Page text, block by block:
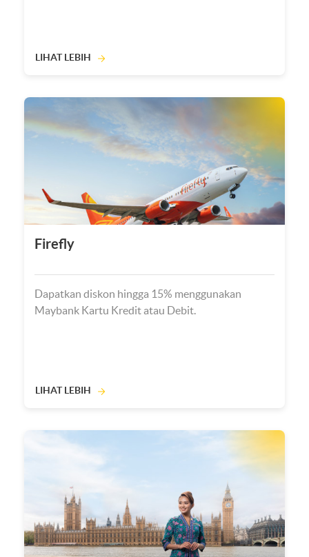
LIHAT LEBIH
Firefly
Dapatkan diskon hingga 15% menggunakan
Maybank Kartu Kredit atau Debit.
LIHAT LEBIH